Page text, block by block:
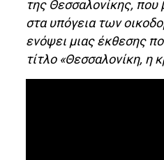
της Θεσσαλονίκης, που
στα υπόγεια των
ενόψει μιας έκθεσης
τίτλο «Θεσσαλονίκη, η